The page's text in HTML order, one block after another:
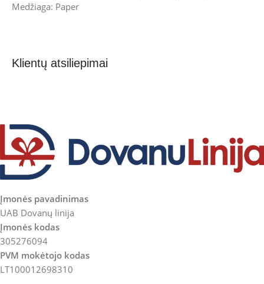
Medžiaga: Paper
Klientų atsiliepimai
Įmonės pavadinimas
UAB Dovanų linija
Įmonės kodas
305276094
PVM mokėtojo kodas
LT100012698310